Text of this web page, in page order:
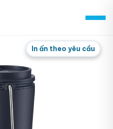
In ấn theo yêu cầu